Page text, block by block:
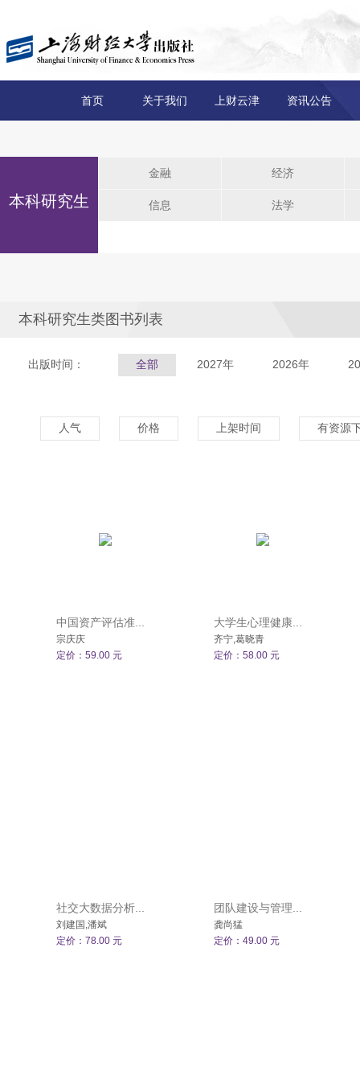
首页 关于我们 上财云津 资讯公告
本科研究生
金融 经济
信息 法学
本科研究生类图书列表
出版时间： 全部 2027年 2026年
人气 价格 上架时间 有资源
中国资产评估准...
宗庆庆
定价：59.00 元
大学生心理健康...
齐宁,葛晓青
定价：58.00 元
社交大数据分析...
刘建国,潘斌
定价：78.00 元
团队建设与管理...
龚尚猛
定价：49.00 元